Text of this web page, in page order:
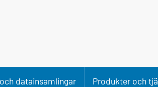
datainsamlingar Produkter och tjä